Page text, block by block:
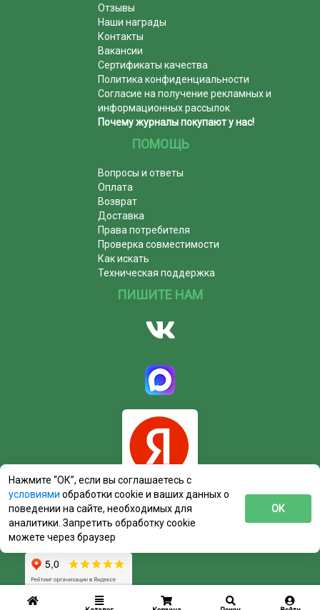
Отзывы
Наши награды
Контакты
Вакансии
Сертификаты качества
Политика конфиденциальности
Согласие на получение рекламных и
информационных рассылок
Почему журналы покупают у нас!
ПОМОЩЬ
Вопросы и ответы
Оплата
Возврат
Доставка
Права потребителя
Проверка совместимости
Как искать
Техническая поддержка
ПИШИТЕ НАМ
Нажмите “ОК”, если вы соглашаетесь с
условиями обработки cookie и ваших данных о
поведении на сайте, необходимых для
аналитики. Запретить обработку cookie
можете через браузер
ОК